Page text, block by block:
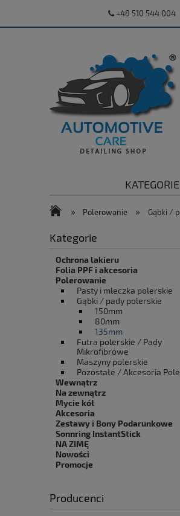
+48 510 544 004
KATEGORIE
» Polerowanie » Gąbki /
Kategorie
Ochrona lakieru
Folia PPF i akcesoria
Polerowanie
Pasty i mleczka polerskie
Gąbki / pady polerskie
150mm
80mm
135mm
Futra polerskie / Pady
Mikrofibrowe
Maszyny polerskie
Pozostałe / Akcesoria
Wewnątrz
Na zewnątrz
Mycie kół
Akcesoria
Zestawy i Bony Podarunkowe
Sonnring InstantStick
NA ZIMĘ
Nowości
Promocje
Producenci